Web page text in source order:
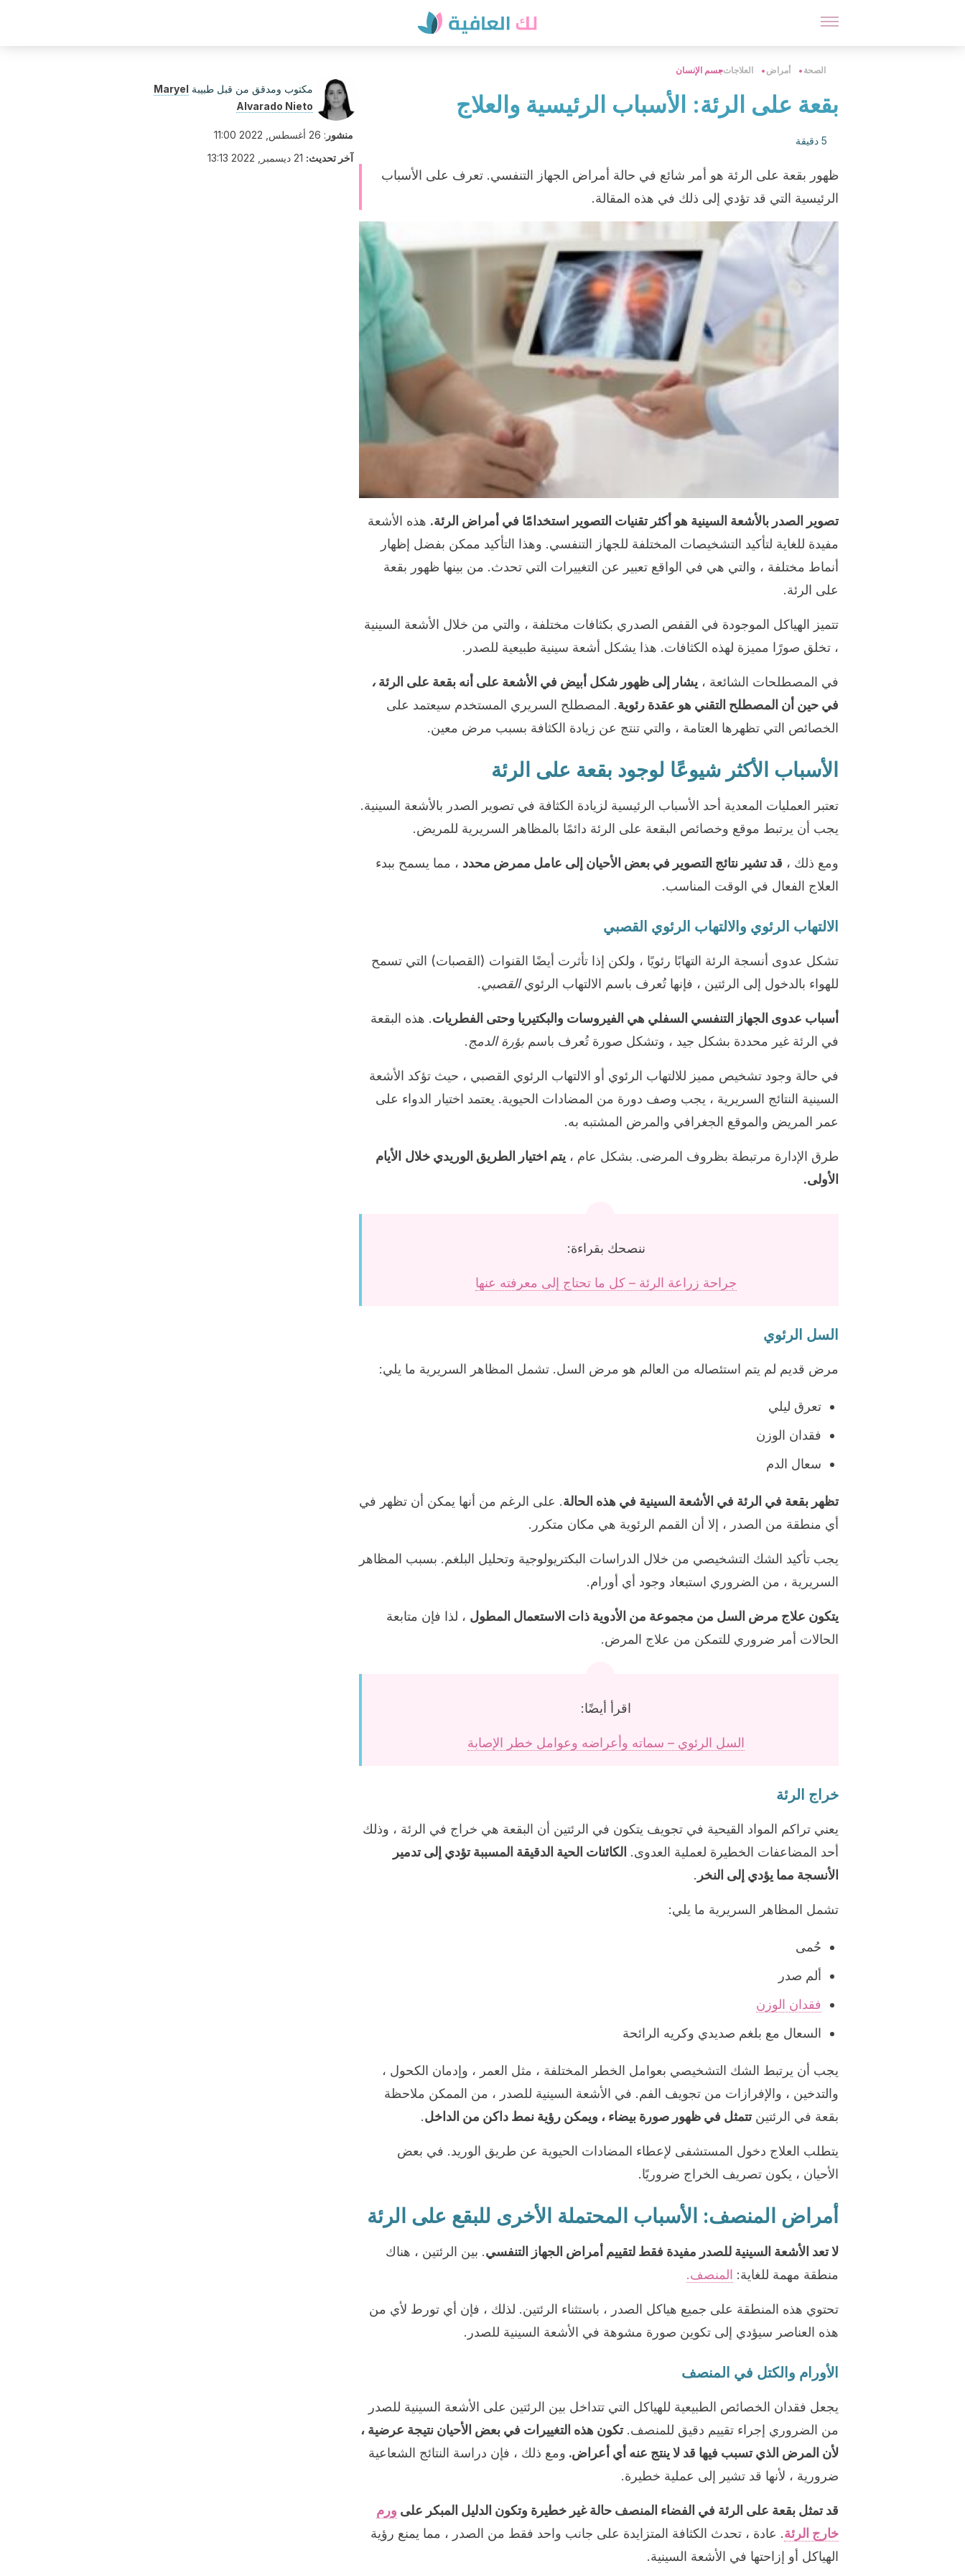
الصحة أمراض العلاجاتجسم الإنسان
بقعة على الرئة: الأسباب الرئيسية والعلاج
5 دقيقة
ظهور بقعة على الرئة هو أمر شائع في حالة أمراض الجهاز التنفسي. تعرف على الأسباب
الرئيسية التي قد تؤدي إلى ذلك في هذه المقالة.
تصوير الصدر بالأشعة السينية هو أكثر تقنيات التصوير استخدامًا في أمراض الرئة. هذه الأشعة
مفيدة للغاية لتأكيد التشخيصات المختلفة للجهاز التنفسي. وهذا التأكيد ممكن بفضل إظهار
أنماط مختلفة ، والتي هي في الواقع تعبير عن التغييرات التي تحدث. من بينها ظهور بقعة
على الرئة.
تتميز الهياكل الموجودة في القفص الصدري بكثافات مختلفة ، والتي من خلال الأشعة السينية
، تخلق صورًا مميزة لهذه الكثافات. هذا يشكل أشعة سينية طبيعية للصدر.
في المصطلحات الشائعة ، يشار إلى ظهور شكل أبيض في الأشعة على أنه بقعة على الرئة،
في حين أن المصطلح التقني هو عقدة رئوية. المصطلح السريري المستخدم سيعتمد على
الخصائص التي تظهرها العتامة ، والتي تنتج عن زيادة الكثافة بسبب مرض معين.
الأسباب الأكثر شيوعًا لوجود بقعة على الرئة
تعتبر العمليات المعدية أحد الأسباب الرئيسية لزيادة الكثافة في تصوير الصدر بالأشعة السينية.
يجب أن يرتبط موقع وخصائص البقعة على الرئة دائمًا بالمظاهر السريرية للمريض.
ومع ذلك ، قد تشير نتائج التصوير في بعض الأحيان إلى عامل ممرض محدد ، مما يسمح ببدء
العلاج الفعال في الوقت المناسب.
الالتهاب الرئوي والالتهاب الرئوي القصبي
تشكل عدوى أنسجة الرئة التهابًا رئويًا ، ولكن إذا تأثرت أيضًا القنوات (القصبات) التي تسمح
للهواء بالدخول إلى الرئتين ، فإنها تُعرف باسم الالتهاب الرئويالقصبي.
أسباب عدوى الجهاز التنفسي السفلي هي الفيروسات والبكتيريا وحتى الفطريات. هذه البقعة
في الرئة غير محددة بشكل جيد ، وتشكل صورة تُعرف باسم بؤرة الدمج.
في حالة وجود تشخيص مميز للالتهاب الرئوي أو الالتهاب الرئوي القصبي ، حيث تؤكد الأشعة
السينية النتائج السريرية ، يجب وصف دورة من المضادات الحيوية. يعتمد اختيار الدواء على
عمر المريض والموقع الجغرافي والمرض المشتبه به.
طرق الإدارة مرتبطة بظروف المرضى. بشكل عام ، يتم اختيار الطريق الوريدي خلال الأيام
الأولى.
ننصحك بقراءة:
جراحة زراعة الرئة – كل ما تحتاج إلى معرفته عنها
السل الرئوي
مرض قديم لم يتم استئصاله من العالم هو مرض السل. تشمل المظاهر السريرية ما يلي:
تعرق ليلي
فقدان الوزن
سعال الدم
تظهر بقعة في الرئة في الأشعة السينية في هذه الحالة. على الرغم من أنها يمكن أن تظهر في
أي منطقة من الصدر ، إلا أن القمم الرئوية هي مكان متكرر.
يجب تأكيد الشك التشخيصي من خلال الدراسات البكتريولوجية وتحليل البلغم. بسبب المظاهر
السريرية ، من الضروري استبعاد وجود أي أورام.
يتكون علاج مرض السل من مجموعة من الأدوية ذات الاستعمال المطول ، لذا فإن متابعة
الحالات أمر ضروري للتمكن من علاج المرض.
اقرأ أيضًا:
السل الرئوي – سماته وأعراضه وعوامل خطر الإصابة
خراج الرئة
يعني تراكم المواد القيحية في تجويف يتكون في الرئتين أن البقعة هي خراج في الرئة ، وذلك
أحد المضاعفات الخطيرة لعملية العدوى. الكائنات الحية الدقيقة المسببة تؤدي إلى تدمير
الأنسجة مما يؤدي إلى النخر .
تشمل المظاهر السريرية ما يلي:
حُمى
ألم صدر
فقدان الوزن
السعال مع بلغم صديدي وكريه الرائحة
يجب أن يرتبط الشك التشخيصي بعوامل الخطر المختلفة ، مثل العمر ، وإدمان الكحول ،
والتدخين ، والإفرازات من تجويف الفم. في الأشعة السينية للصدر ، من الممكن ملاحظة
بقعة في الرئتينتتمثل في ظهور صورة بيضاء ، ويمكن رؤية نمط داكن من الداخل.
يتطلب العلاج دخول المستشفى لإعطاء المضادات الحيوية عن طريق الوريد. في بعض
الأحيان ، يكون تصريف الخراج ضروريًا.
أمراض المنصف: الأسباب المحتملة الأخرى للبقع على الرئة
لا تعد الأشعة السينية للصدر مفيدة فقط لتقييم أمراض الجهاز التنفسي. بين الرئتين ، هناك
منطقة مهمة للغاية: المنصف.
تحتوي هذه المنطقة على جميع هياكل الصدر ، باستثناء الرئتين. لذلك ، فإن أي تورط لأي من
هذه العناصر سيؤدي إلى تكوين صورة مشوهة في الأشعة السينية للصدر.
الأورام والكتل في المنصف
يجعل فقدان الخصائص الطبيعية للهياكل التي تتداخل بين الرئتين على الأشعة السينية للصدر
من الضروري إجراء تقييم دقيق للمنصف.تكون هذه التغييرات في بعض الأحيان نتيجة عرضية ،
لأن المرض الذي تسبب فيها قد لا ينتج عنه أي أعراض. ومع ذلك ، فإن دراسة النتائج الشعاعية
ضرورية ، لأنها قد تشير إلى عملية خطيرة.
قد تمثل بقعة على الرئة في الفضاء المنصف حالة غير خطيرة وتكون الدليل المبكر على ورم
خارج الرئة. عادة ، تحدث الكثافة المتزايدة على جانب واحد فقط من الصدر ، مما يمنع رؤية
الهياكل أو إزاحتها في الأشعة السينية.
مكتوب ومدقق من قبل طبيبة Maryel
Alvarado Nieto
منشور : 26 أغسطس, 2022 11:00
آخر تحديث: 21 ديسمبر, 2022 13:13